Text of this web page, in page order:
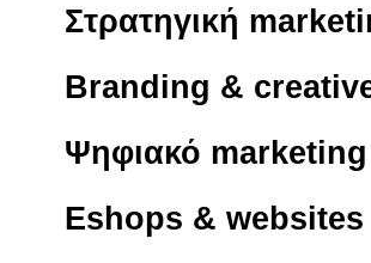
Στρατηγική
Branding &
Ψηφιακό marketing
Eshops & websites